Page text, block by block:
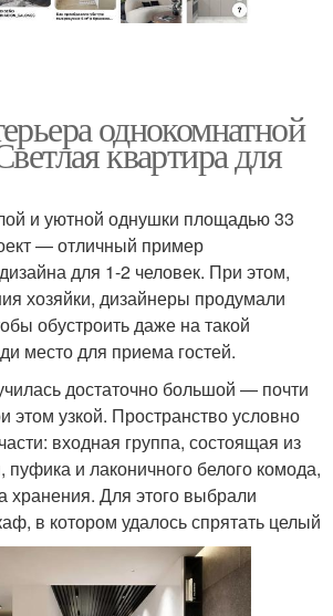
однокомнатной
квартира для
и уютной однушки площадью 33
— отличный пример
для 1-2 человек. При этом,
хозяйки, дизайнеры продумали
обустроить даже на такой
место для приема гостей.
достаточно большой — почти
этом узкой. Пространство условно
входная группа, состоящая из
и лаконичного белого комода,
хранения. Для этого выбрали
в котором удалось спрятать целый